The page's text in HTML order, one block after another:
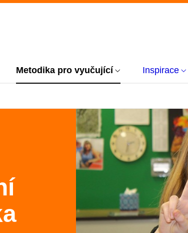
Metodika pro vyučující Inspirace